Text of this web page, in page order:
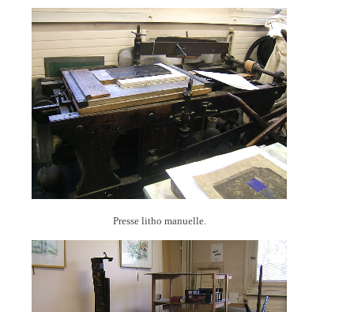
Presse litho manuelle.